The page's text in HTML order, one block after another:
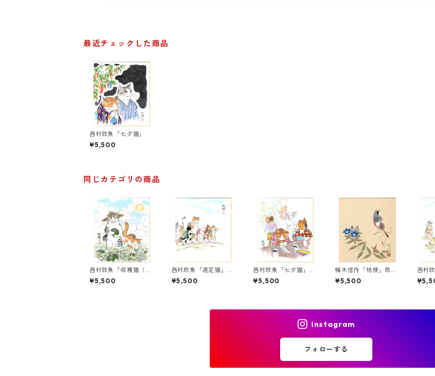
最近チェックした商品
西村欣魚「七夕猫」
¥5,500
同じカテゴリの商品
西村欣魚「収穫猫（す
いか）」色紙絵
¥5,500
西村欣魚「遠足猫」色
紙絵
¥5,500
西村欣魚「七夕猫」色
紙絵
¥5,500
梅木信作「桔梗」色紙
絵
¥5,500
西村
列」
Instagram
フォローする